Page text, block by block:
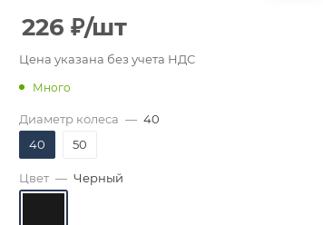
226 ₽/шт
Цена указана без учета НДС
Много
Диаметр колеса — 40
40
50
Цвет — Черный